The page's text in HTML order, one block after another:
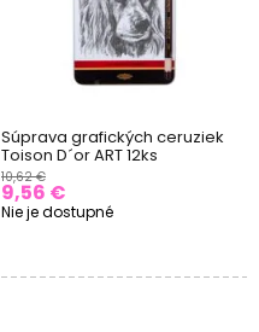
Súprava grafických ceruziek
Toison D´or ART 12ks
10,62 €
9,56 €
Nie je dostupné